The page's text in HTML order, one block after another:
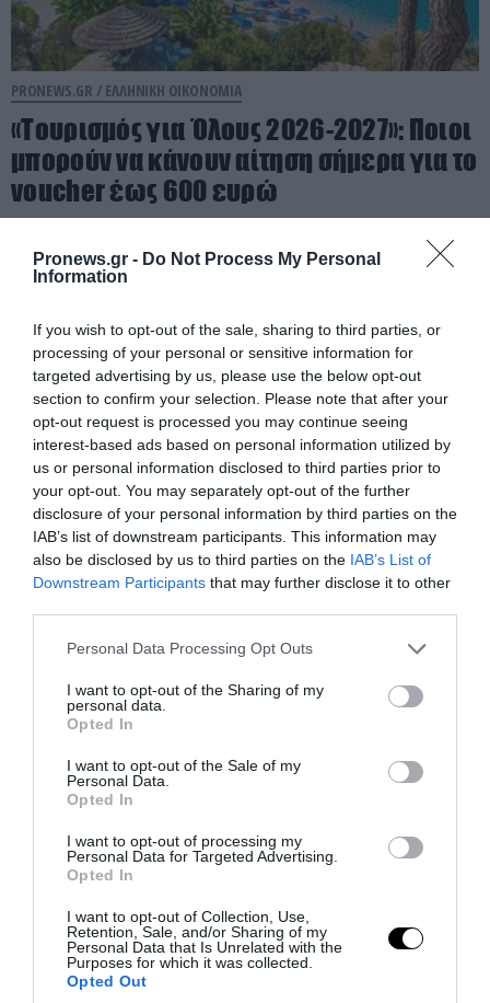
Pronews.gr - Do Not Process My Personal
Information
If you wish to opt-out of the sale, sharing to third parties, or
processing of your personal or sensitive information for
targeted advertising by us, please use the below opt-out
section to confirm your selection. Please note that after your
opt-out request is processed you may continue seeing
interest-based ads based on personal information utilized by
us or personal information disclosed to third parties prior to
your opt-out. You may separately opt-out of the further
disclosure of your personal information by third parties on the
IAB’s list of downstream participants. This information may
also be disclosed by us to third parties on the IAB’s List of
Downstream Participants that may further disclose it to other
Please note that this website/app uses one or more Google
not limited to your visit or usage behaviour. You may click to
grant or deny consent to Google and its third-party tags to
use your data for below specified purposes in below Google
consent section.
Personal Data Processing Opt Outs
I want to opt-out of the Sharing of my
personal data.
Opted In
I want to opt-out of the Sale of my
Personal Data.
Opted In
I want to opt-out of processing my
Personal Data for Targeted Advertising.
Opted In
I want to opt-out of Collection, Use,
Retention, Sale, and/or Sharing of my
Personal Data that Is Unrelated with the
Purposes for which it was collected.
Opted Out
PRONEWS.GR / ΕΛΛΗΝΙΚΗ ΟΙΚΟΝΟΜΙΑ
«Τουρισμός για Όλους 2026-2027»: Ποιοι
μπορούν να κάνουν αίτηση σήμερα για το
voucher έως 600 ευρώ
PRONEWS.GR / ΕΛΛΗΝΙΚΗ ΟΙΚΟΝΟΜΙΑ
Το αδιέξοδο στην Οικονομία: Οι
εξαγωγές και ο τουρισμός… αυξάνουν το
έλλειμμα γιατί εκτοξεύουν τις
εισαγωγές!
05.08.2026 | 19:04